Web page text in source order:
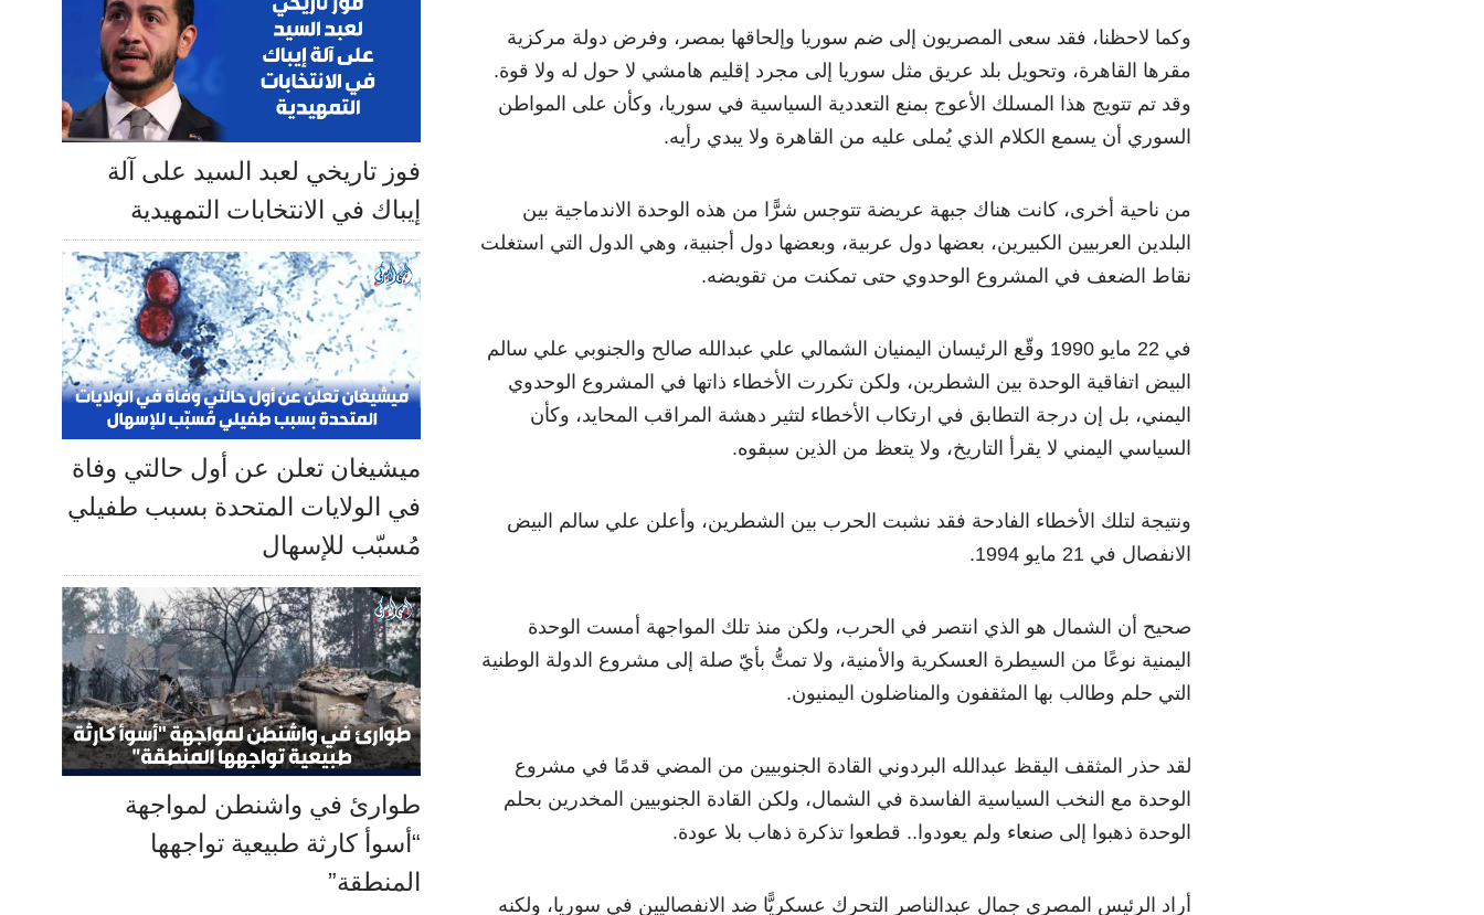
وكما لاحظنا، فقد سعى المصريون إلى ضم سوريا وإلحاقها بمصر، وفرض دولة مركزية
مقرها القاهرة، وتحويل بلد عريق مثل سوريا إلى مجرد إقليم هامشي لا حول له ولا قوة.
وقد تم تتويج هذا المسلك الأعوج بمنع التعددية السياسية في سوريا، وكأن على المواطن
السوري أن يسمع الكلام الذي يُملى عليه من القاهرة ولا يبدي رأيه.
من ناحية أخرى، كانت هناك جبهة عريضة تتوجس شرًّا من هذه الوحدة الاندماجية بين
البلدين العربيين الكبيرين، بعضها دول عربية، وبعضها دول أجنبية، وهي الدول التي استغلت
نقاط الضعف في المشروع الوحدوي حتى تمكنت من تقويضه.
في 22 مايو 1990 وقّع الرئيسان اليمنيان الشمالي علي عبدالله صالح والجنوبي علي سالم
البيض اتفاقية الوحدة بين الشطرين، ولكن تكررت الأخطاء ذاتها في المشروع الوحدوي
اليمني، بل إن درجة التطابق في ارتكاب الأخطاء لتثير دهشة المراقب المحايد، وكأن
السياسي اليمني لا يقرأ التاريخ، ولا يتعظ من الذين سبقوه.
ونتيجة لتلك الأخطاء الفادحة فقد نشبت الحرب بين الشطرين، وأعلن علي سالم البيض
الانفصال في 21 مايو 1994.
صحيح أن الشمال هو الذي انتصر في الحرب، ولكن منذ تلك المواجهة أمست الوحدة
اليمنية نوعًا من السيطرة العسكرية والأمنية، ولا تمتُّ بأيّ صلة إلى مشروع الدولة الوطنية
التي حلم وطالب بها المثقفون والمناضلون اليمنيون.
لقد حذر المثقف اليقظ عبدالله البردوني القادة الجنوبيين من المضي قدمًا في مشروع
الوحدة مع النخب السياسية الفاسدة في الشمال، ولكن القادة الجنوبيين المخدرين بحلم
الوحدة ذهبوا إلى صنعاء ولم يعودوا.. قطعوا تذكرة ذهاب بلا عودة.
أراد الرئيس المصري جمال عبدالناصر التحرك عسكريًّا ضد الانفصاليين في سوريا، ولكنه
فوز تاريخي لعبد السيد على آلة
إيباك في الانتخابات التمهيدية
ميشيغان تعلن عن أول حالتي وفاة
في الولايات المتحدة بسبب طفيلي
مُسبّب للإسهال
طوارئ في واشنطن لمواجهة
“أسوأ كارثة طبيعية تواجهها
المنطقة”